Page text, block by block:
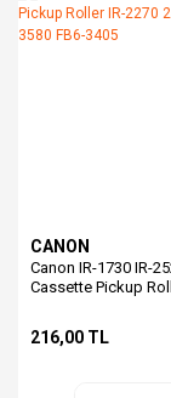
CANON
Canon IR-1730 IR-
Cassette Pickup
216,00 TL